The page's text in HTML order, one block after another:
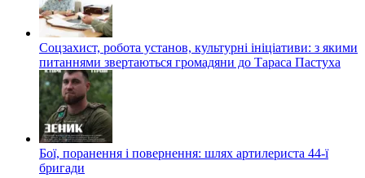
Соцзахист, робота установ, культурні ініціативи: з якими
питаннями звертаються громадяни до Тараса Пастуха
Бої, поранення і повернення: шлях артилериста 44-ї
бригади